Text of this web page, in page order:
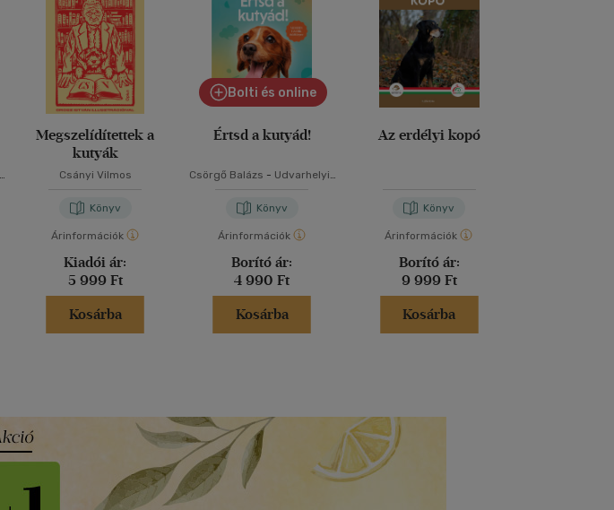
Megszelídítettek a
kutyák
Csányi Vilmos
Könyv
Árinformációk
Kiadói ár:
5 999 Ft
Kosárba
Bolti és online
Értsd a kutyád!
Csörgő Balázs - Udvarhelyi-
Könyv
Árinformációk
Borító ár:
4 990 Ft
Kosárba
Az erdélyi kopó
Könyv
Árinformációk
Borító ár:
9 999 Ft
Kosárba